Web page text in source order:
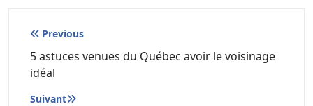
Navigation
de
l’article
Previous
5 astuces venues du Québec avoir le voisinage
idéal
Suivant